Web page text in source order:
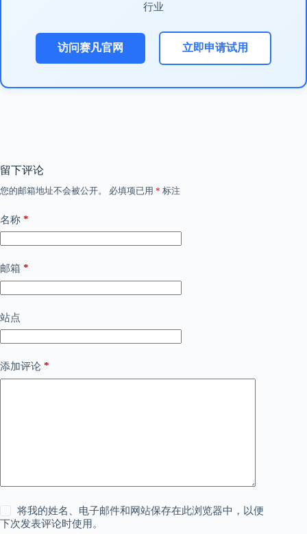
行业
访问赛凡官网 立即申请试用
留下评论
您的邮箱地址不会被公开。 必填项已用 * 标注
名称 *
邮箱 *
站点
添加评论 *
将我的姓名、电子邮件和网站保存在此浏览器中，以便
下次发表评论时使用。